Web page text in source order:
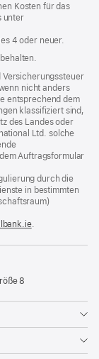
Kosten für das
unter
4 oder neuer.
Versicherungssteuer
nicht anders
entsprechend dem
klassifiziert sind,
des Landes oder
Ltd. solche
Auftragsformular
durch die
in bestimmten
(Öffnet
neues
.
8